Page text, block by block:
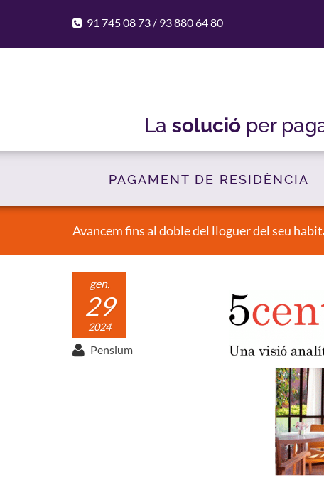
91 745 08 73/ 93 880 64 80
La solució per
PAGAMENT DE RESIDÈNCIA
Avancem fins al doble del lloguer del seu
gen.
29
2024
Pensium